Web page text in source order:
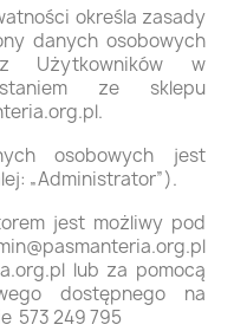
określa zasady
danych osobowych
Użytkowników w
ze sklepu
osobowych jest
„Administrator”).
jest możliwy pod
lub za pomocą
dostępnego na
573 249 795